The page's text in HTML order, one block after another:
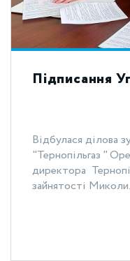
Підписання
Відбулася ділова
"Тернопільгаз "
директора
зайнятості